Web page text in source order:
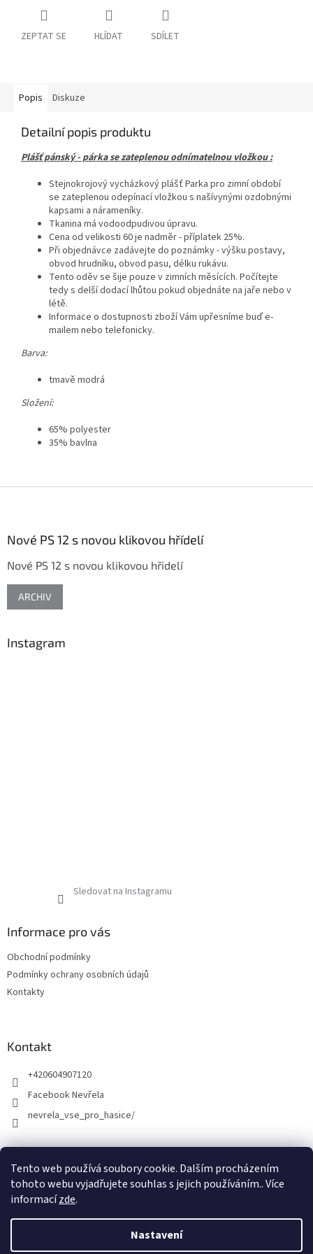
Tento web používá soubory cookie. Dalším procházením
tohoto webu vyjadřujete souhlas s jejich používáním.. Více
informacízde.
Nastavení
ZEPTAT SE HLÍDAT SDÍLET
Popis Diskuze
Detailní popis produktu
Plášť pánský - párka se zateplenou odnímatelnou vložkou :
Stejnokrojový vycházkový plášť Parka pro zimní období
se zateplenou odepínací vložkou s našívynými ozdobnými
kapsami a nárameníky.
Tkanina má vodoodpudivou úpravu.
Cena od velikosti 60 je nadměr - příplatek 25%.
Při objednávce zadávejte do poznámky - výšku postavy,
obvod hrudníku, obvod pasu, délku rukávu.
Tento oděv se šije pouze v zimních měsících. Počítejte
tedy s delší dodací lhůtou pokud objednáte na jaře nebo v
létě.
Informace o dostupnosti zboží Vám upřesníme buď e-
mailem nebo telefonicky.
Barva:
tmavě modrá
Složení:
65% polyester
35% bavlna
Nové PS 12 s novou klikovou hřídelí
Nové PS 12 s novou klikovou hřidelí
ARCHIV
Instagram
Sledovat na Instagramu
Informace pro vás
Obchodní podmínky
Podmínky ochrany osobních údajů
Kontakty
Kontakt
+420604907120
Facebook Nevřela
nevrela_vse_pro_hasice/
Vytvořil Shoptet